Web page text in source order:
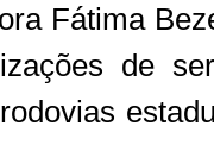
Fátima
de